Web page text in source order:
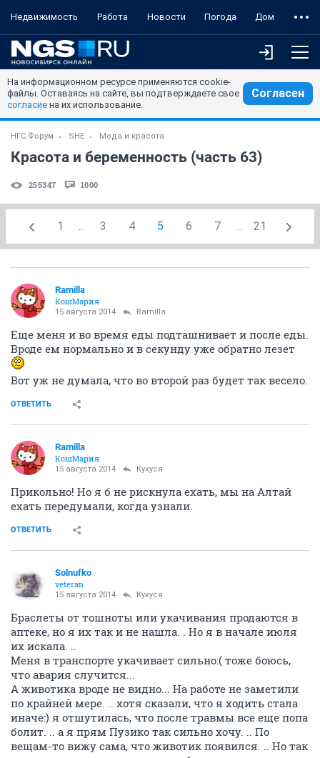
Недвижимость Работа Новости Погода Дом
На информационном ресурсе применяются cookie-
файлы. Оставаясь на сайте, вы подтверждаете свое
согласие на их использование.
Согласен
НГС.Форум SHE Мода и красота
Красота и беременность (часть 63)
255347 1000
1 ... 3 4 5 6 7 ... 21
Ramilla
КошМария
15 августа 2014 Ramilla
Еще меня и во время еды подташнивает и после еды.
Вроде ем нормально и в секунду уже обратно лезет
Вот уж не думала, что во второй раз будет так весело.
ОТВЕТИТЬ
Ramilla
КошМария
15 августа 2014 Кукуся
Прикольно! Но я б не рискнула ехать, мы на Алтай
ехать передумали, когда узнали.
ОТВЕТИТЬ
Solnufko
veteran
15 августа 2014 Кукуся
Браслеты от тошноты или укачивания продаются в
аптеке, но я их так и не нашла. . Но я в начале июля
их искала. ..
Меня в транспорте укачивает сильно:( тоже боюсь,
что авария случится...
А животика вроде не видно... На работе не заметили
по крайней мере. .. хотя сказали, что я ходить стала
иначе:) я отшутилась, что после травмы все еще попа
болит. .. а я прям Пузико так сильно хочу. .. По
вещам-то вижу сама, что животик появился. .. Но так